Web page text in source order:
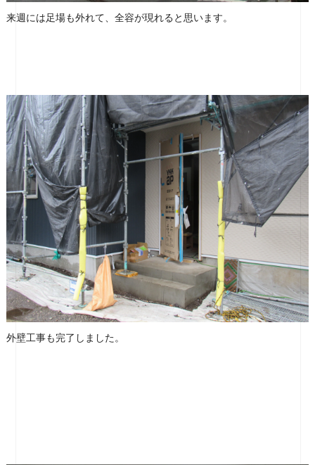
来週には足場も外れて、全容が現れると思います。
外壁工事も完了しました。